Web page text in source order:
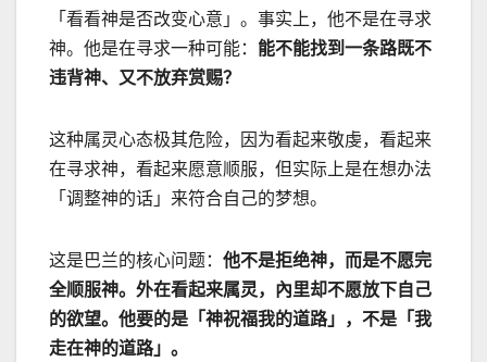
「看看神是否改变心意」。事实上，他不是在寻求
神。他是在寻求一种可能： 能不能找到一条路既不
违背神、又不放弃赏赐？
这种属灵心态极其危险，因为看起来敬虔，看起来
在寻求神，看起来愿意顺服，但实际上是在想办法
「调整神的话」来符合自己的梦想。
这是巴兰的核心问题： 他不是拒绝神，而是不愿完
全顺服神。外在看起来属灵，內里却不愿放下自己
的欲望。他要的是「神祝福我的道路」，不是「我
走在神的道路」。